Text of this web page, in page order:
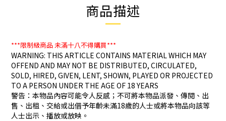
商品描述
***限制級商品未滿十八不得購買***
WARNING: THIS ARTICLE CONTAINS MATERIAL WHICH MAY
OFFEND AND MAY NOT BE DISTRIBUTED, CIRCULATED,
SOLD, HIRED, GIVEN, LENT, SHOWN, PLAYED OR PROJECTED
TO A PERSON UNDER THE AGE OF 18 YEARS
警告：本物品內容可能令人反感；不可將本物品派發、傳閱、出
售、出租、交給或出借予年齡未滿18歲的人士或將本物品向該等
人士出示、播放或放映。